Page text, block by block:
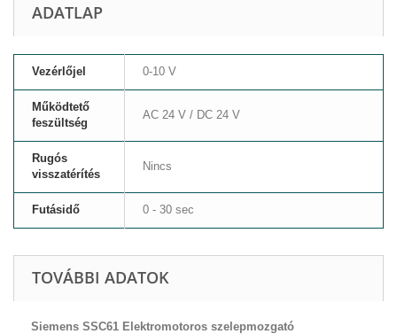
ADATLAP
Vezérlőjel 0-10 V
Működtető
feszültség
AC 24 V / DC 24 V
Rugós
visszatérítés
Nincs
Futásidő 0 - 30 sec
TOVÁBBI ADATOK
Siemens SSC61 Elektromotoros szelepmozgató